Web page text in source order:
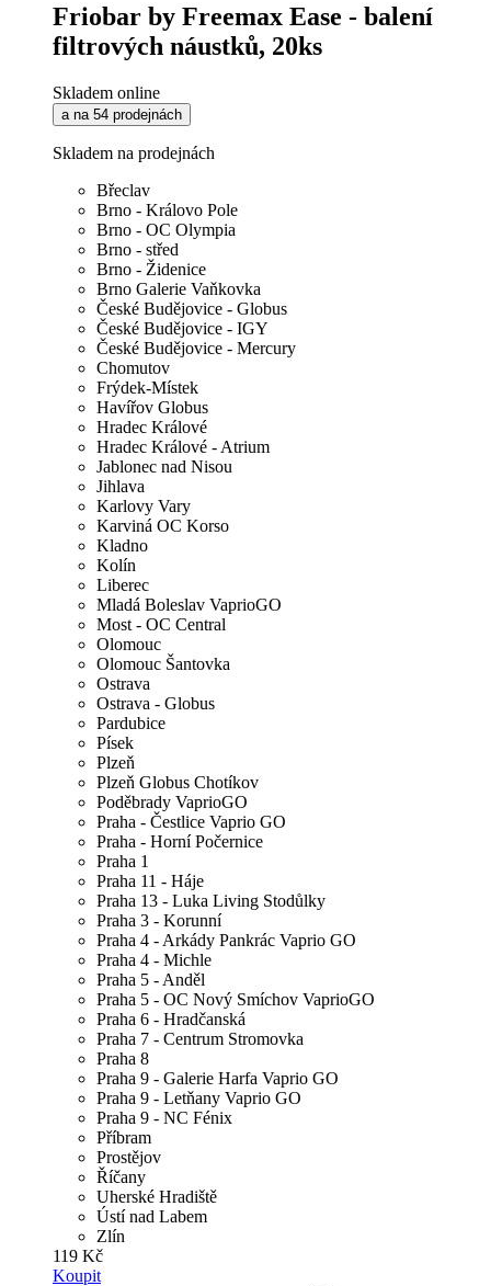
Friobar by Freemax Ease - balení
filtrových náustků, 20ks
Skladem online
a na 54 prodejnách
Skladem na prodejnách
Břeclav
Brno - Královo Pole
Brno - OC Olympia
Brno - střed
Brno - Židenice
Brno Galerie Vaňkovka
České Budějovice - Globus
České Budějovice - IGY
České Budějovice - Mercury
Chomutov
Frýdek-Místek
Havířov Globus
Hradec Králové
Hradec Králové - Atrium
Jablonec nad Nisou
Jihlava
Karlovy Vary
Karviná OC Korso
Kladno
Kolín
Liberec
Mladá Boleslav VaprioGO
Most - OC Central
Olomouc
Olomouc Šantovka
Ostrava
Ostrava - Globus
Pardubice
Písek
Plzeň
Plzeň Globus Chotíkov
Poděbrady VaprioGO
Praha - Čestlice Vaprio GO
Praha - Horní Počernice
Praha 1
Praha 11 - Háje
Praha 13 - Luka Living Stodůlky
Praha 3 - Korunní
Praha 4 - Arkády Pankrác Vaprio GO
Praha 4 - Michle
Praha 5 - Anděl
Praha 5 - OC Nový Smíchov VaprioGO
Praha 6 - Hradčanská
Praha 7 - Centrum Stromovka
Praha 8
Praha 9 - Galerie Harfa Vaprio GO
Praha 9 - Letňany Vaprio GO
Praha 9 - NC Fénix
Příbram
Prostějov
Říčany
Uherské Hradiště
Ústí nad Labem
Zlín
119 Kč
Koupit